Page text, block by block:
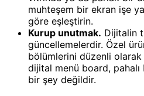
muhteşem bir ekran işe
göre eşleştirin.
Kurup unutmak. Dijitalin
güncellemelerdir. Özel
bölümlerini düzenli
dijital menü board, pahalı
bir şey değildir.